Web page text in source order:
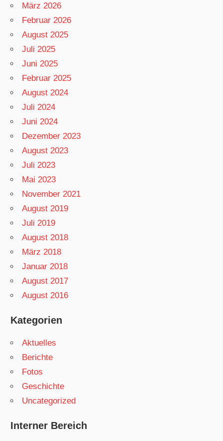
März 2026
Februar 2026
August 2025
Juli 2025
Juni 2025
Februar 2025
August 2024
Juli 2024
Juni 2024
Dezember 2023
August 2023
Juli 2023
Mai 2023
November 2021
August 2019
Juli 2019
August 2018
März 2018
Januar 2018
August 2017
August 2016
Kategorien
Aktuelles
Berichte
Fotos
Geschichte
Uncategorized
Interner Bereich